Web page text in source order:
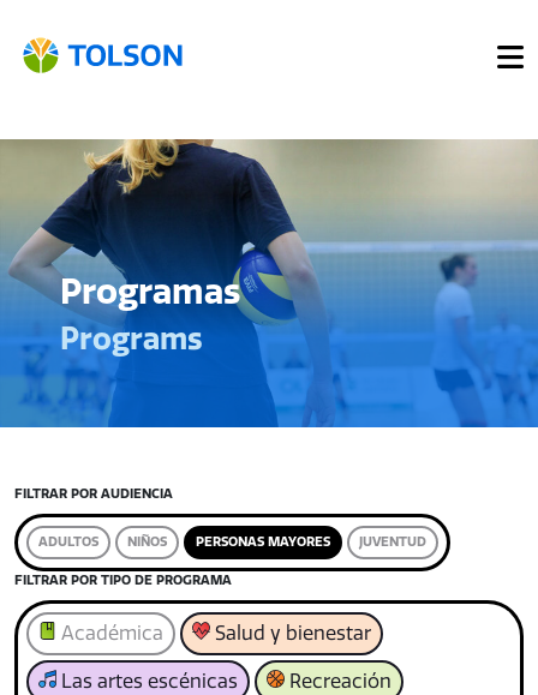
Programas
Programs
FILTRAR POR AUDIENCIA
ADULTOS NIÑOS PERSONAS MAYORES JUVENTUD
FILTRAR POR TIPO DE PROGRAMA
Académica Salud y bienestar
Las artes escénicas Recreación